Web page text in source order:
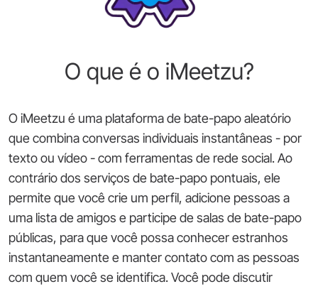
O que é o iMeetzu?
O iMeetzu é uma plataforma de bate-papo aleatório
que combina conversas individuais instantâneas - por
texto ou vídeo - com ferramentas de rede social. Ao
contrário dos serviços de bate-papo pontuais, ele
permite que você crie um perfil, adicione pessoas a
uma lista de amigos e participe de salas de bate-papo
públicas, para que você possa conhecer estranhos
instantaneamente e manter contato com as pessoas
com quem você se identifica. Você pode discutir